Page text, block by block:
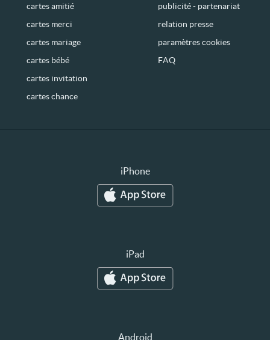
cartes amitié
cartes merci
cartes mariage
cartes bébé
cartes invitation
cartes chance
publicité - partenariat
relation presse
paramètres cookies
FAQ
iPhone
iPad
Android